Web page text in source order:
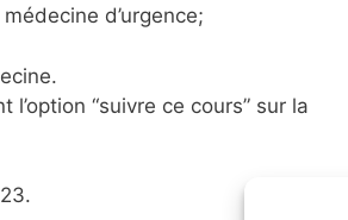
d’urgence;
l’option “suivre ce cours” sur la